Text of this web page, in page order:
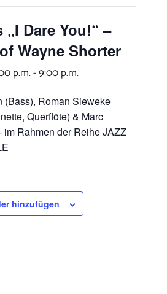
„I Dare You!“ –
Wayne Shorter
p.m.-9:00 p.m.
(Bass), Roman Sieweke
Querflöte) & Marc
im Rahmen der Reihe JAZZ
hinzufügen